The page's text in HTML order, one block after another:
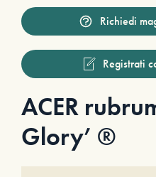
Richiedi
Registrati
ACER
Glory’ ®